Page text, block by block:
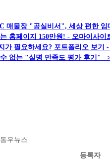
매물장 "공실비서", 세상 편한 임
홈페이지 150만원! - 오마이사이
가 필요하세요? 포트폴리오 보기
없는 "실명 만족도 평가 후기"
동우뉴스
등록자